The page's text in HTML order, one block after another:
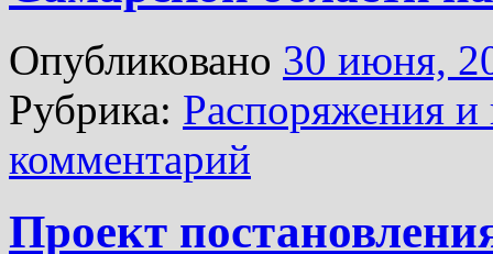
Опубликовано 30 июня,
Рубрика: Распоряжения и
комментарий
Проект